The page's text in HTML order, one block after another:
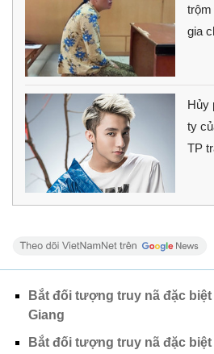
trộm
gia
Hủy
ty
TP
Bắt đối tượng truy nã đặc
Giang
Bắt đối tượng truy nã đặc